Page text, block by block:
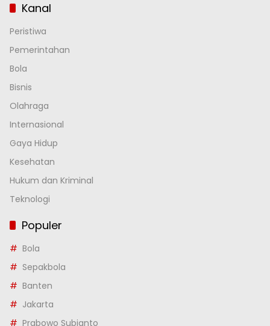
Kanal
Peristiwa
Pemerintahan
Bola
Bisnis
Olahraga
Internasional
Gaya Hidup
Kesehatan
Hukum dan Kriminal
Teknologi
Populer
Bola
Sepakbola
Banten
Jakarta
Prabowo Subianto